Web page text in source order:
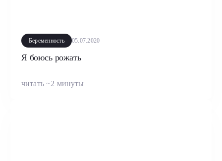
Беременность 05.07.2020
Я боюсь рожать
читать ~2 минуты